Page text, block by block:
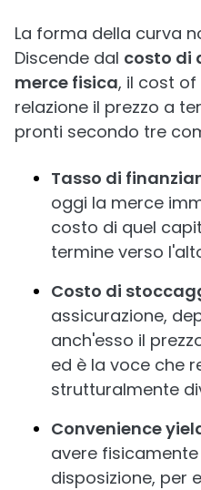
La forma della curva
Discende dal costo di
merce fisica, il cost
relazione il prezzo a
pronti secondo tre
Tasso di
oggi la merce
costo di quel
termine verso
Costo di
assicurazione,
anch'esso il
ed è la voce che
strutturalmente
Convenience
avere
disposizione, per